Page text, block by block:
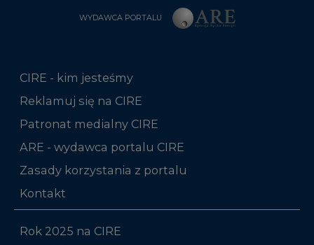
WYDAWCA PORTALU
CIRE - kim jesteśmy
Reklamuj się na CIRE
Patronat medialny CIRE
ARE - wydawca portalu CIRE
Zasady korzystania z portalu
Kontakt
Rok 2025 na CIRE